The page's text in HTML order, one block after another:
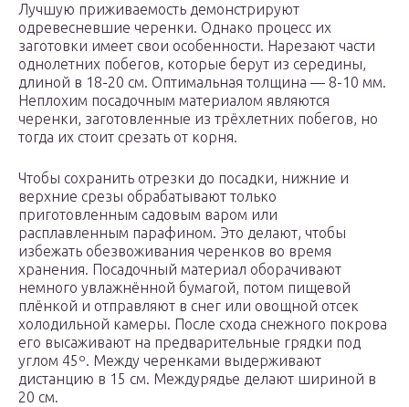
Лучшую приживаемость демонстрируют
одревесневшие черенки. Однако процесс их
заготовки имеет свои особенности. Нарезают части
однолетних побегов, которые берут из середины,
длиной в 18-20 см. Оптимальная толщина — 8-10 мм.
Неплохим посадочным материалом являются
черенки, заготовленные из трёхлетних побегов, но
тогда их стоит срезать от корня.
Чтобы сохранить отрезки до посадки, нижние и
верхние срезы обрабатывают только
приготовленным садовым варом или
расплавленным парафином. Это делают, чтобы
избежать обезвоживания черенков во время
хранения. Посадочный материал оборачивают
немного увлажнённой бумагой, потом пищевой
плёнкой и отправляют в снег или овощной отсек
холодильной камеры. После схода снежного покрова
его высаживают на предварительные грядки под
углом 45º. Между черенками выдерживают
дистанцию в 15 см. Междурядье делают шириной в
20 см.